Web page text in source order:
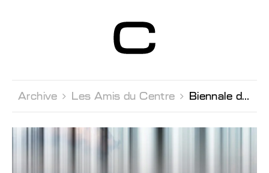
Contemporain
Genève
Archive  Les Amis du Centre  Biennale de Venise